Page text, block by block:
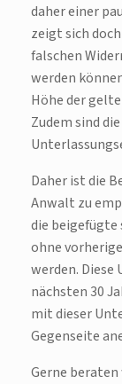
daher einer
zeigt sich
falschen
werden
Höhe der
Zudem sind
Daher ist die
Anwalt zu
die
ohne
werden.
nächsten 30
mit dieser
Gegenseite
Gerne beraten